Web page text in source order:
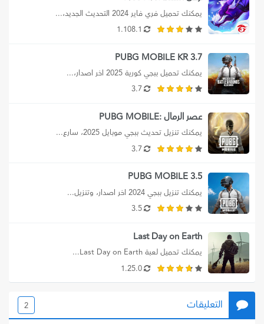
يمكنك تحميل فري فاير 2024 التحديث الجديد،...
1.108.1
PUBG MOBILE KR 3.7
يمكنك تحميل ببجي كورية 2025 اخر اصدار،...
3.7
عصر الرمال :PUBG MOBILE
يمكنك تنزيل تحديث ببجي موبايل 2025، سارع...
3.7
PUBG MOBILE 3.5
يمكنك تنزيل ببجي 2024 اخر اصدار، وتنزيل...
3.5
Last Day on Earth
يمكنك تحميل لعبة Last Day on Earth...
1.25.0
التعليقات 2